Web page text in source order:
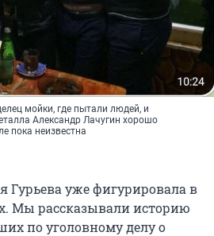
мойки, где пытали людей, и
Александр Лачугин хорошо
пока неизвестна
уже фигурировала в
Мы рассказывали историю
по уголовному делу о